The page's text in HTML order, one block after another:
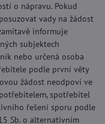
o nápravu. Pokud
vady na žádost
informuje
subjektech
nebo určená osoba
podle první věty
žádost neodpoví ve
spotřebitel
řešení sporu podle
Sb. o alternativním